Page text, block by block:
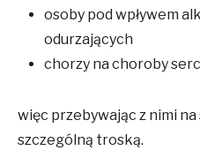
osoby pod wpływem
odurzających
chorzy na choroby
więc przebywając z nimi na
szczególną troską.